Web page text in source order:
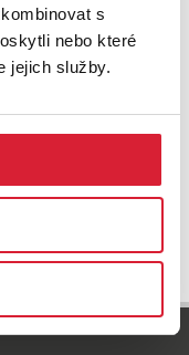
s
nebo které
jejich služby.